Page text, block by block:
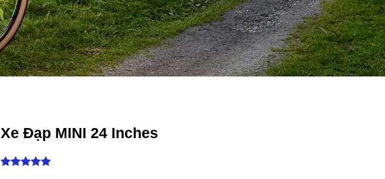
Xe Đạp MINI 24 Inches